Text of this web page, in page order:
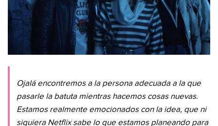
Ojalá encontremos a la persona adecuada a la que
pasarle la batuta mientras hacemos cosas nuevas.
Estamos realmente emocionados con la idea, que ni
siquiera Netflix sabe lo que estamos planeando para